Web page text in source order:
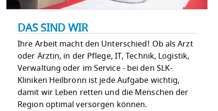
DAS SIND WIR
Ihre Arbeit macht den Unterschied! Ob als Arzt
oder Ärztin, in der Pflege, IT, Technik, Logistik,
Verwaltung oder im Service - bei den SLK-
Kliniken Heilbronn ist jede Aufgabe wichtig,
damit wir Leben retten und die Menschen der
Region optimal versorgen können.